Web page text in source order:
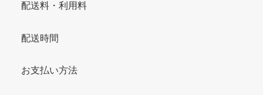
配送料・利用料
配送時間
お支払い方法